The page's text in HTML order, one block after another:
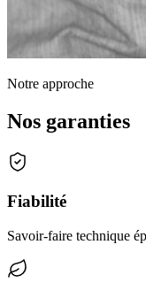
Notre approche
Nos garanties
Fiabilité
Savoir-faire technique